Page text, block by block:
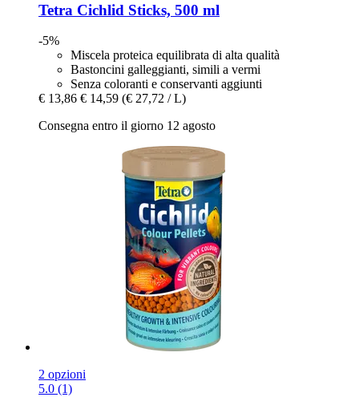
Tetra Cichlid Sticks, 500 ml
-5%
Miscela proteica equilibrata di alta qualità
Bastoncini galleggianti, simili a vermi
Senza coloranti e conservanti aggiunti
€ 13,86 € 14,59 (€ 27,72 / L)
Consegna entro il giorno 12 agosto
2 opzioni
5.0 (1)